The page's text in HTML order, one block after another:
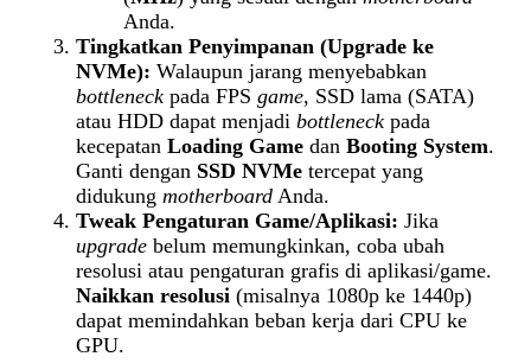
Anda.
Tingkatkan Penyimpanan (Upgrade ke
NVMe): Walaupun jarang menyebabkan
bottleneck pada FPS game, SSD lama (SATA)
atau HDD dapat menjadi bottleneck pada
kecepatan Loading Game dan Booting System.
Ganti dengan SSD NVMe tercepat yang
didukung motherboard Anda.
Tweak Pengaturan Game/Aplikasi: Jika
upgrade belum memungkinkan, coba ubah
resolusi atau pengaturan grafis di aplikasi/game.
Naikkan resolusi (misalnya 1080p ke 1440p)
dapat memindahkan beban kerja dari CPU ke
GPU.